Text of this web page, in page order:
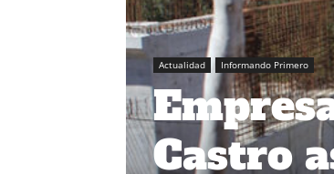
Actualidad Informando Primero
Castro